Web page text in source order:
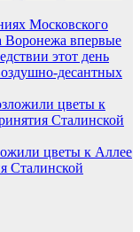
Московского
Воронежа впервые
этот день
десантных
цветы к Аллее
Сталинской